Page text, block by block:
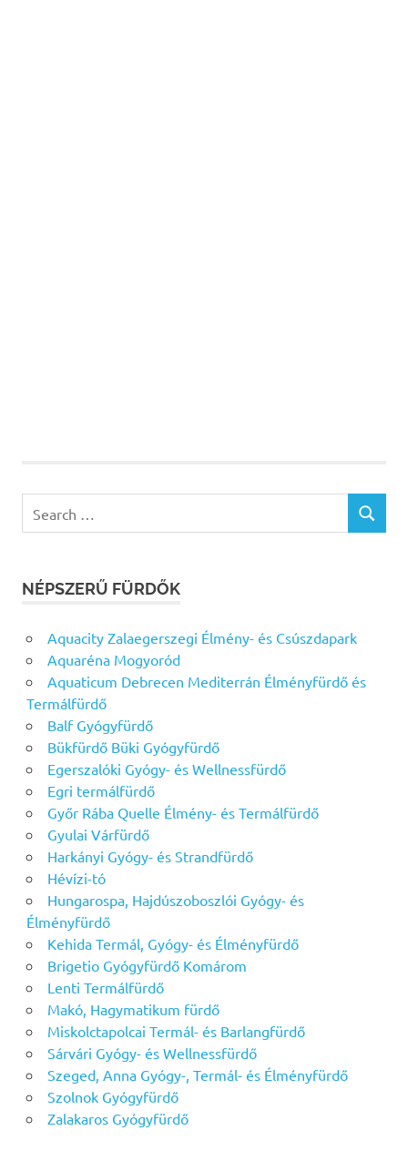
for:
SEARCH
NÉPSZERŰ FÜRDŐK
Aquacity Zalaegerszegi Élmény- és Csúszdapark
Aquaréna Mogyoród
Aquaticum Debrecen Mediterrán Élményfürdő és
Termálfürdő
Balf Gyógyfürdő
Bükfürdő Büki Gyógyfürdő
Egerszalóki Gyógy- és Wellnessfürdő
Egri termálfürdő
Győr Rába Quelle Élmény- és Termálfürdő
Gyulai Várfürdő
Harkányi Gyógy- és Strandfürdő
Hévízi-tó
Hungarospa, Hajdúszoboszlói Gyógy- és
Élményfürdő
Kehida Termál, Gyógy- és Élményfürdő
Brigetio Gyógyfürdő Komárom
Lenti Termálfürdő
Makó, Hagymatikum fürdő
Miskolctapolcai Termál- és Barlangfürdő
Sárvári Gyógy- és Wellnessfürdő
Szeged, Anna Gyógy-, Termál- és Élményfürdő
Szolnok Gyógyfürdő
Zalakaros Gyógyfürdő